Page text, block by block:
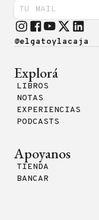
@elgatoylacaja
Explorá
LIBROS
NOTAS
EXPERIENCIAS
PODCASTS
Apoyanos
TIENDA
BANCAR